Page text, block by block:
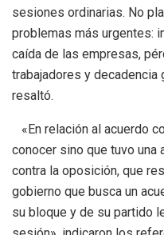
sesiones ordinarias. No
problemas más urgentes:
caída de las empresas,
trabajadores y decadencia
resaltó.
«En relación al acuerdo
conocer sino que tuvo una
contra la oposición, que
gobierno que busca un
su bloque y de su partido